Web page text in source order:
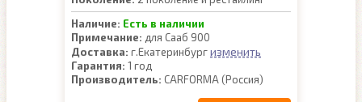
Наличие: Есть в наличии
Примечание: для Сааб 900
Доставка: г.Екатеринбургизменить
Гарантия: 1 год
Производитель: CARFORMA (Россия)